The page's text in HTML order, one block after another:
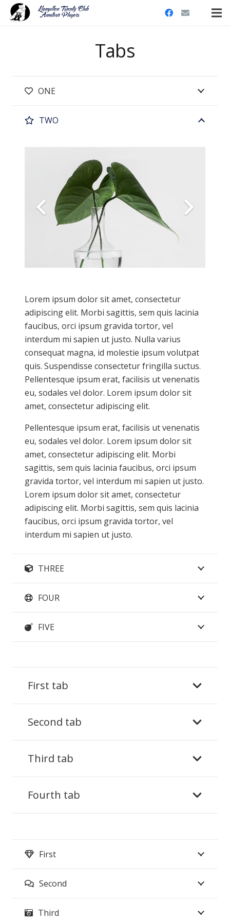
Tabs
ONE
TWO
Lorem ipsum dolor sit amet, consectetur
adipiscing elit. Morbi sagittis, sem quis lacinia
faucibus, orci ipsum gravida tortor, vel
interdum mi sapien ut justo. Nulla varius
consequat magna, id molestie ipsum volutpat
quis. Suspendisse consectetur fringilla suctus.
Pellentesque ipsum erat, facilisis ut venenatis
eu, sodales vel dolor. Lorem ipsum dolor sit
amet, consectetur adipiscing elit.
Pellentesque ipsum erat, facilisis ut venenatis
eu, sodales vel dolor. Lorem ipsum dolor sit
amet, consectetur adipiscing elit. Morbi
sagittis, sem quis lacinia faucibus, orci ipsum
gravida tortor, vel interdum mi sapien ut justo.
Lorem ipsum dolor sit amet, consectetur
adipiscing elit. Morbi sagittis, sem quis lacinia
faucibus, orci ipsum gravida tortor, vel
interdum mi sapien ut justo.
THREE
FOUR
FIVE
First tab
Second tab
Third tab
Fourth tab
First
Second
Third